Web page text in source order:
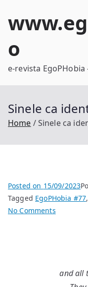
o
e-revista EgoPHobia
Sinele ca
Home Sinele ca
Posted on 15/09/2023
Tagged EgoPHobia #77,
No Commentson
and all